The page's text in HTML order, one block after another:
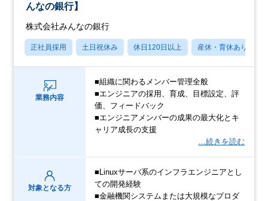
んなの銀行】
株式会社みんなの銀行
正社員採用 土日祝休み 休日120日以上 産休・育休あり
業務内容
■組織に関わるメンバー管理全般
■エンジニアの採用、育成、目標設定、評
価、フィードバック
■エンジニアメンバーの成果の最大化とキ
ャリア成長の支援
…続きを読む
対象となる方
■Linuxサーバ系のインフラエンジニアとし
ての開発経験
■金融機関システムまたは大規模なプロダ